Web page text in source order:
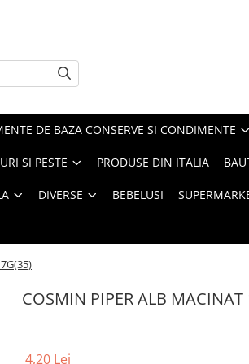
DE BAZA CONSERVE SI CONDIMENTE
SI PESTE PRODUSE DIN ITALIA
DIVERSE BEBELUSI
COSMIN PIPER ALB MACINAT
4,20 Lei